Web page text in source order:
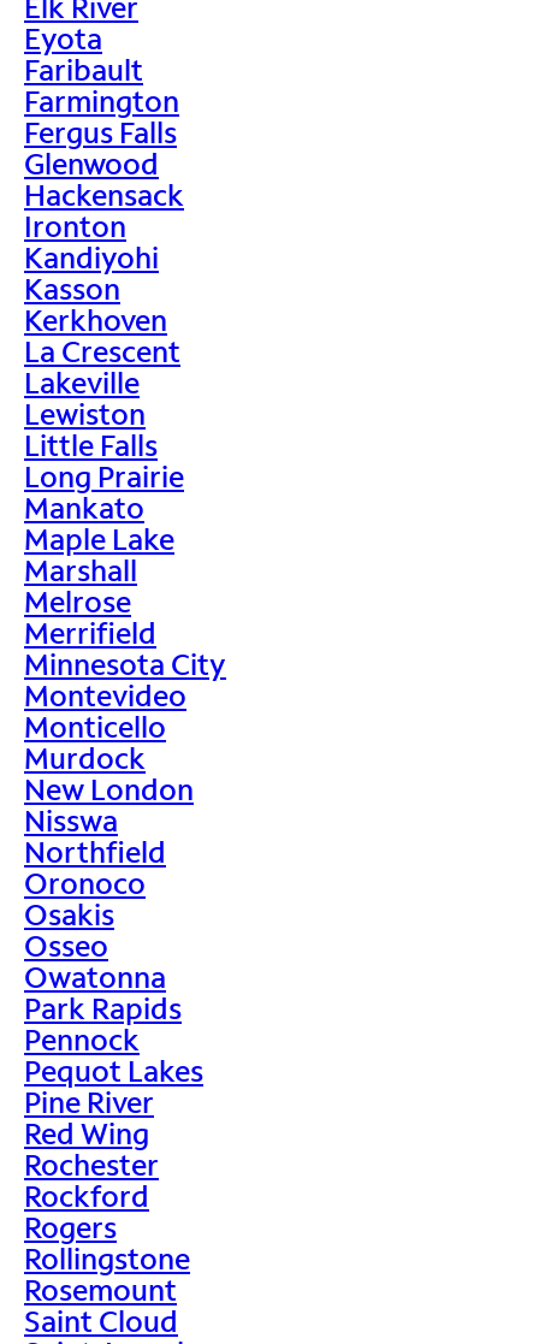
Eyota
Faribault
Farmington
Fergus Falls
Glenwood
Hackensack
Ironton
Kandiyohi
Kasson
Kerkhoven
La Crescent
Lakeville
Lewiston
Little Falls
Long Prairie
Mankato
Maple Lake
Marshall
Melrose
Merrifield
Minnesota City
Montevideo
Monticello
Murdock
New London
Nisswa
Northfield
Oronoco
Osakis
Osseo
Owatonna
Park Rapids
Pennock
Pequot Lakes
Pine River
Red Wing
Rochester
Rockford
Rogers
Rollingstone
Rosemount
Saint Cloud